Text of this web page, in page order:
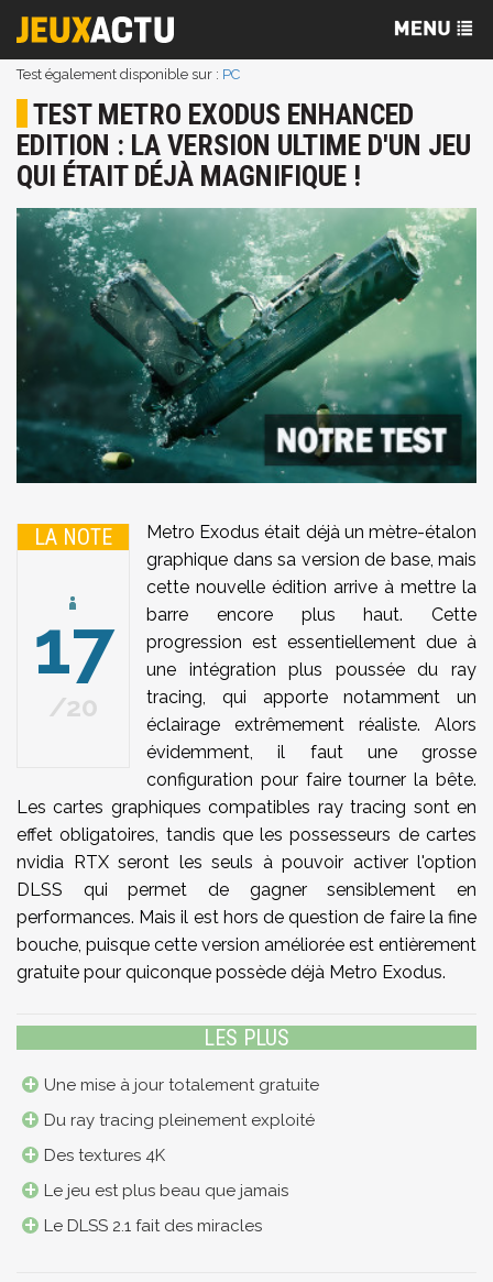
Test également disponible sur : PC
TEST METRO EXODUS ENHANCED
EDITION : LA VERSION ULTIME D'UN JEU
QUI ÉTAIT DÉJÀ MAGNIFIQUE !
LA NOTE
17
20
Metro Exodus était déjà un mètre-étalon
graphique dans sa version de base, mais
cette nouvelle édition arrive à mettre la
barre encore plus haut. Cette
progression est essentiellement due à
une intégration plus poussée du ray
tracing, qui apporte notamment un
éclairage extrêmement réaliste. Alors
évidemment, il faut une grosse
configuration pour faire tourner la bête.
Les cartes graphiques compatibles ray tracing sont en
effet obligatoires, tandis que les possesseurs de cartes
nvidia RTX seront les seuls à pouvoir activer l'option
DLSS qui permet de gagner sensiblement en
performances. Mais il est hors de question de faire la fine
bouche, puisque cette version améliorée est entièrement
gratuite pour quiconque possède déjà Metro Exodus.
LES PLUS
Une mise à jour totalement gratuite
Du ray tracing pleinement exploité
Des textures 4K
Le jeu est plus beau que jamais
Le DLSS 2.1 fait des miracles